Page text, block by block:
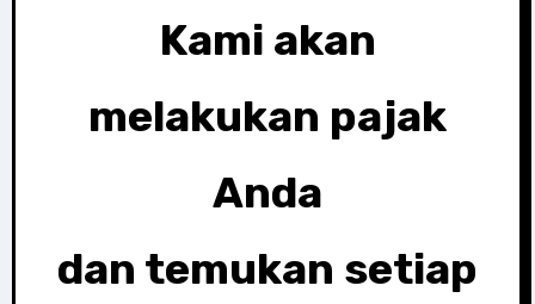
Kami akan
melakukan pajak
Anda
dan temukan setiap